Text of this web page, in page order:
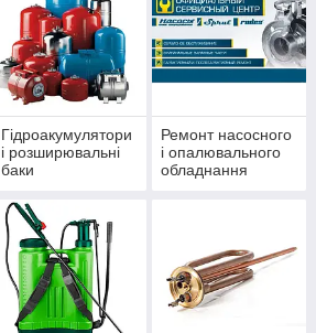
Гідроакумулятори
і розширювальні
баки
Ремонт насосного
і опалювального
обладнання